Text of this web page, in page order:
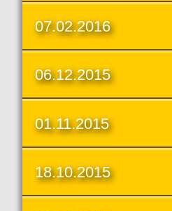
07.02.2016
06.12.2015
01.11.2015
18.10.2015